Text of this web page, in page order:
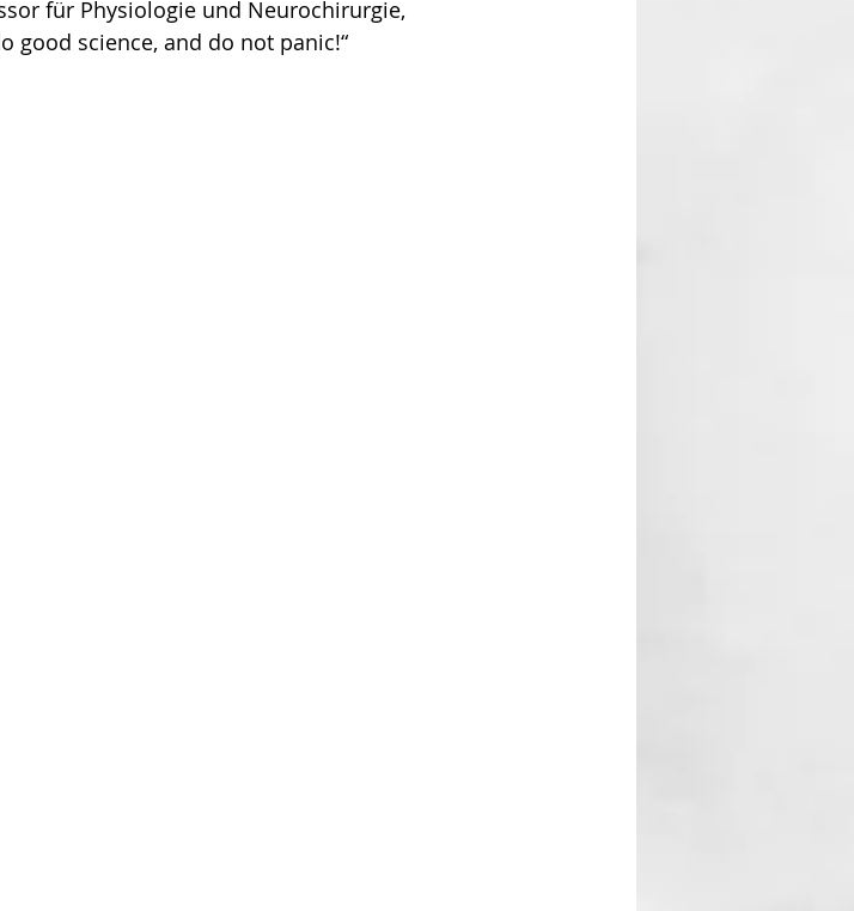
für Physiologie und Neurochirurgie,
good science, and do not panic!“